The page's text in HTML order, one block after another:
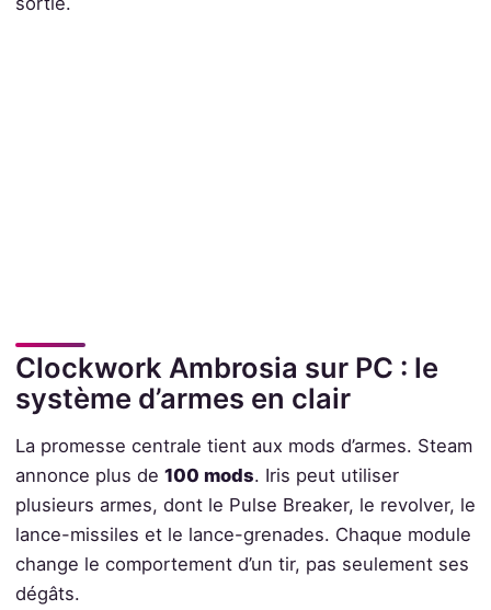
Clockwork Ambrosia sur PC : le
système d’armes en clair
La promesse centrale tient aux mods d’armes. Steam
annonce plus de 100 mods. Iris peut utiliser
plusieurs armes, dont le Pulse Breaker, le revolver, le
lance-missiles et le lance-grenades. Chaque module
change le comportement d’un tir, pas seulement ses
dégâts.